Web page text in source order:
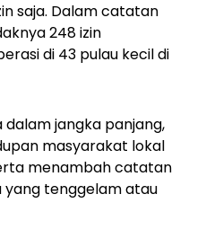
saja. Dalam catatan
248 izin
di 43 pulau kecil di
dalam jangka panjang,
masyarakat lokal
menambah catatan
yang tenggelam atau